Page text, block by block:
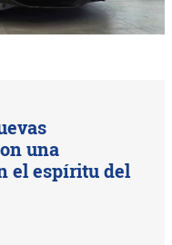
una
el espíritu del